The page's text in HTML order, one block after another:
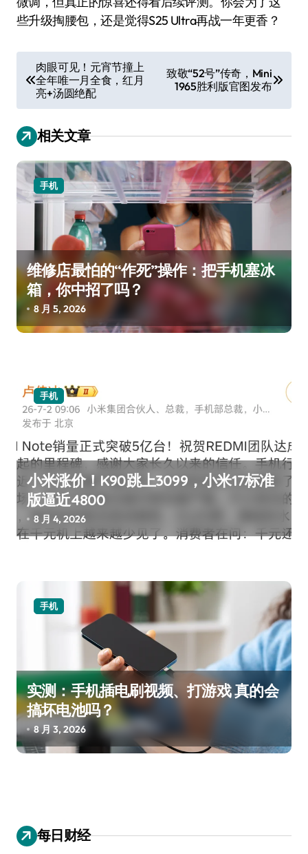
些升级掏腰包，还是觉得S25 Ultra再战一年更香？
章
导
航
肉眼可见！元宵节撞上
全年唯一月全食，红月
亮+汤圆绝配
致敬“52号”传奇，Mini
1965胜利版官图发布
相关文章
手机
维修店最怕的“作死”操作：把手机塞冰
箱，你中招了吗？
8 月 5, 2026
手机
小米涨价！K90跳上3099，小米17标准
版逼近4800
8 月 4, 2026
手机
实测：手机插电刷视频、打游戏 真的会
搞坏电池吗？
8 月 3, 2026
每日财经